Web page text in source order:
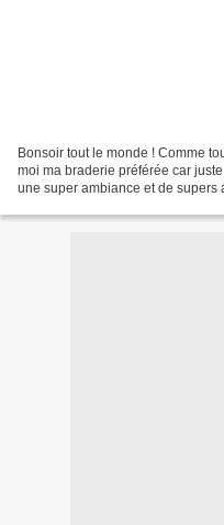
Bonsoir tout le monde ! Comme
moi ma braderie préférée car
une super ambiance et de supers